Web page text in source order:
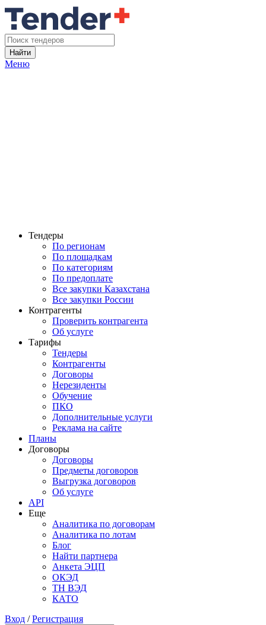
Найти
Меню
Тендеры
По регионам
По площадкам
По категориям
По предоплате
Все закупки Казахстана
Все закупки России
Контрагенты
Проверить контрагента
Об услуге
Тарифы
Тендеры
Контрагенты
Договоры
Нерезиденты
Обучение
ПКО
Дополнительные услуги
Реклама на сайте
Планы
Договоры
Договоры
Предметы договоров
Выгрузка договоров
Об услуге
API
Еще
Аналитика по договорам
Аналитика по лотам
Блог
Найти партнера
Анкета ЭЦП
ОКЭД
ТН ВЭД
КАТО
Вход /Регистрация